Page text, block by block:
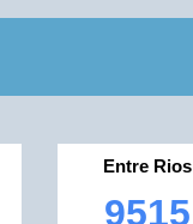
Entre Rios
9515